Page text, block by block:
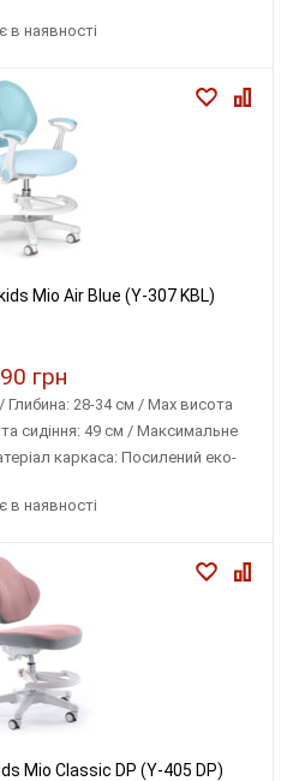
в наявності
Mio Air Blue (Y-307 KBL)
грн
28-34 см / Max висота
сидіння: 49 см / Максимальне
каркаса: Посилений еко-
в наявності
Mio Classic DP (Y-405 DP)